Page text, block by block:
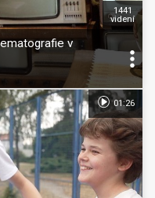
v
1441
videní
01:26